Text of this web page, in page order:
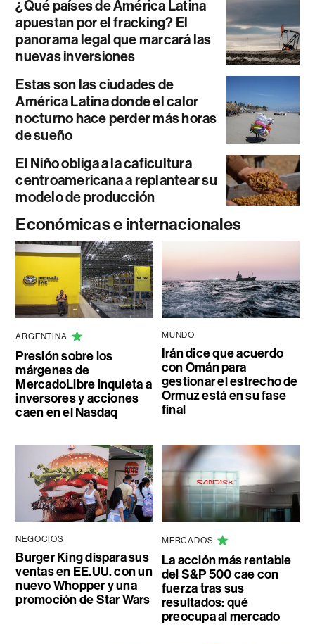
¿Qué países de América Latina
apuestan por el fracking? El
panorama legal que marcará las
nuevas inversiones
Estas son las ciudades de
América Latina donde el calor
nocturno hace perder más horas
de sueño
El Niño obliga a la caficultura
centroamericana a replantear su
modelo de producción
Económicas e internacionales
ARGENTINA
Presión sobre los
márgenes de
MercadoLibre inquieta a
inversores y acciones
caen en el Nasdaq
MUNDO
Irán dice que acuerdo
con Omán para
gestionar el estrecho de
Ormuz está en su fase
final
NEGOCIOS
Burger King dispara sus
ventas en EE.UU. con un
nuevo Whopper y una
promoción de Star Wars
MERCADOS
La acción más rentable
del S&P 500 cae con
fuerza tras sus
resultados: qué
preocupa al mercado